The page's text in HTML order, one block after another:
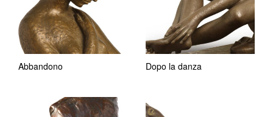
Abbandono Dopo la danza